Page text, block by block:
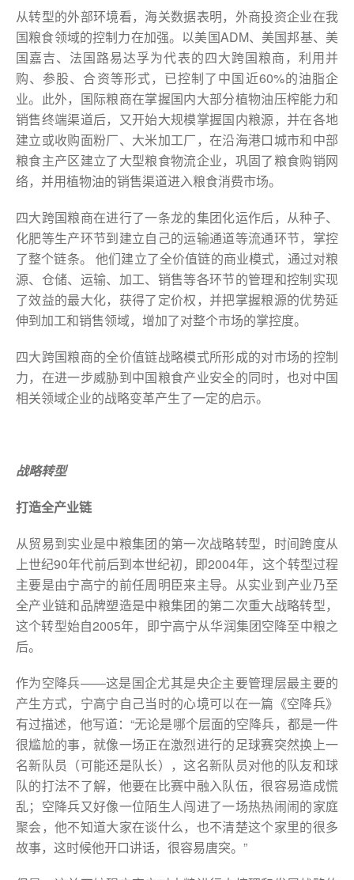
从转型的外部环境看，海关数据表明，外商投资企业在我
国粮食领域的控制力在加强。以美国ADM、美国邦基、美
国嘉吉、法国路易达孚为代表的四大跨国粮商，利用并
购、参股、合资等形式，已控制了中国近60%的油脂企
业。此外，国际粮商在掌握国内大部分植物油压榨能力和
销售终端渠道后，又开始大规模掌握国内粮源，并在各地
建立或收购面粉厂、大米加工厂，在沿海港口城市和中部
粮食主产区建立了大型粮食物流企业，巩固了粮食购销网
络，并用植物油的销售渠道进入粮食消费市场。
四大跨国粮商在进行了一条龙的集团化运作后，从种子、
化肥等生产环节到建立自己的运输通道等流通环节，掌控
了整个链条。 他们建立了全价值链的商业模式，通过对粮
源、仓储、运输、加工、销售等各环节的管理和控制实现
了效益的最大化，获得了定价权，并把掌握粮源的优势延
伸到加工和销售领域，增加了对整个市场的掌控度。
四大跨国粮商的全价值链战略模式所形成的对市场的控制
力，在进一步威胁到中国粮食产业安全的同时，也对中国
相关领域企业的战略变革产生了一定的启示。
战略转型
打造全产业链
从贸易到实业是中粮集团的第一次战略转型，时间跨度从
上世纪90年代前后到本世纪初，即2004年，这个转型过程
主要是由宁高宁的前任周明臣来主导。从实业到产业乃至
全产业链和品牌塑造是中粮集团的第二次重大战略转型，
这个转型始自2005年，即宁高宁从华润集团空降至中粮之
后。
作为空降兵——这是国企尤其是央企主要管理层最主要的
产生方式，宁高宁自己当时的心境可以在一篇《空降兵》
有过描述，他写道：“无论是哪个层面的空降兵，都是一件
很尴尬的事，就像一场正在激烈进行的足球赛突然换上一
名新队员（可能还是队长），这名新队员对他的队友和球
队的打法不了解，他要在比赛中融入队伍，很容易造成慌
乱；空降兵又好像一位陌生人闯进了一场热热闹闹的家庭
聚会，他不知道大家在谈什么，也不清楚这个家里的很多
故事，这时候他开口讲话，很容易唐突。”